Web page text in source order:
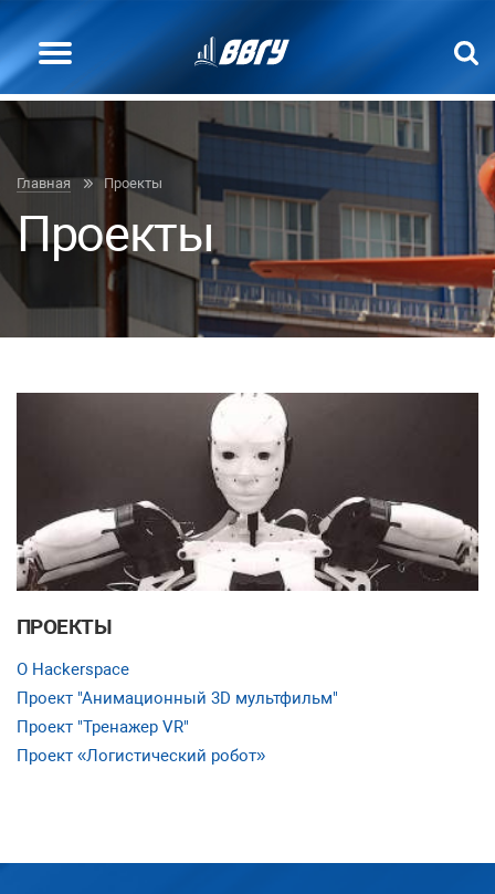
Главная Проекты
Проекты
ПРОЕКТЫ
О Hackerspace
Проект "Анимационный 3D мультфильм"
Проект "Тренажер VR"
Проект «Логистический робот»